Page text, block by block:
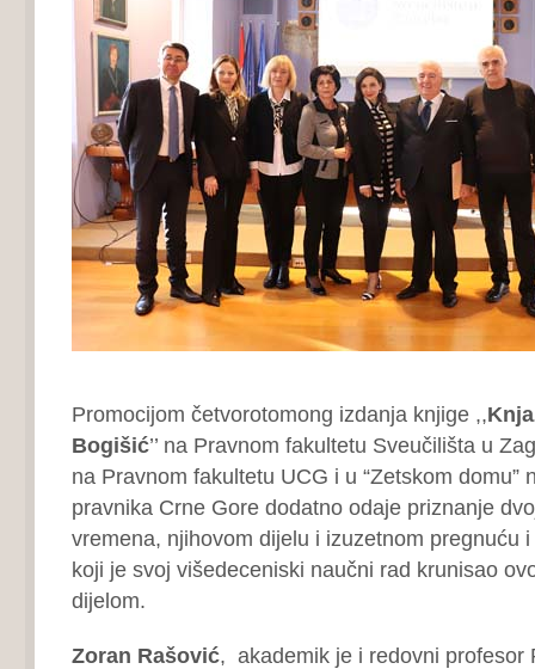
Promocijom četvorotomong izdanja knjige ,,
Bogišić’’ na Pravnom fakultetu Sveučilišta u
na Pravnom fakultetu UCG i u “Zetskom domu”
pravnika Crne Gore dodatno odaje priznanje
vremena, njihovom dijelu i izuzetnom pregnuću
koji je svoj višedeceniski naučni rad krunisao
dijelom.
Zoran Rašović, akademik je i redovni profesor